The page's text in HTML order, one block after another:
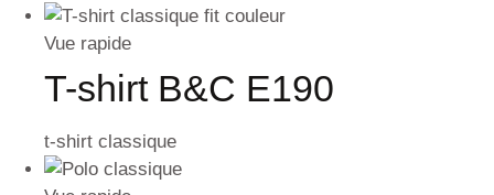
Vue rapide
T-shirt B&C E190
t-shirt classique